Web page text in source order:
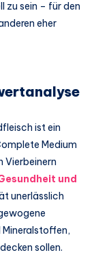
zu sein – für den
eher
ist ein
Medium
Vierbeinern
und
unerlässlich
sollen.